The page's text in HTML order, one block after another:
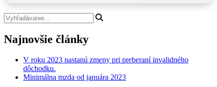
Najnovšie články
V roku 2023 nastanú zmeny pri preberaní invalidného
dôchodku.
Minimálna mzda od januára 2023